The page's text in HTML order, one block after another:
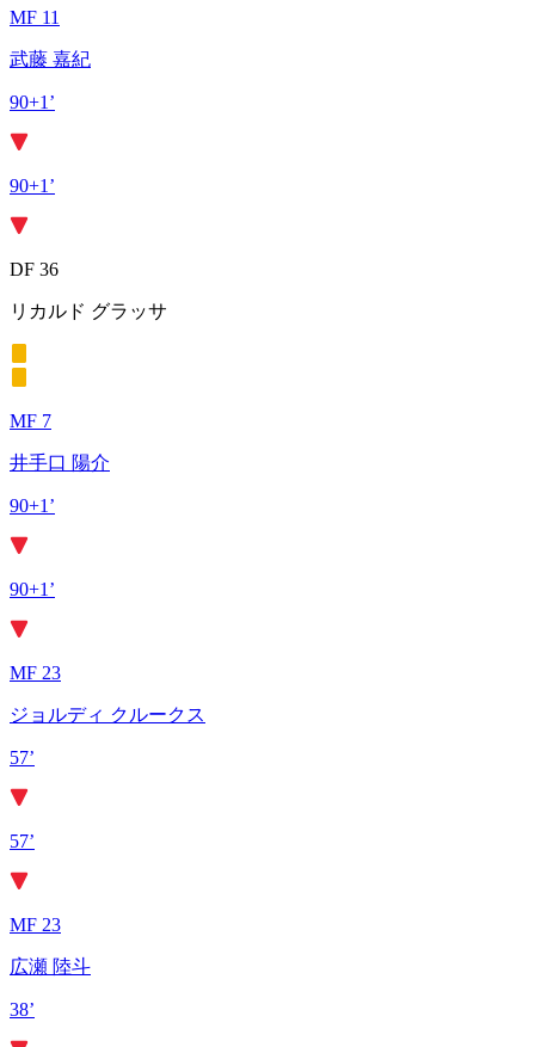
MF 11
武藤 嘉紀
90+1’
90+1’
DF 36
リカルド グラッサ
MF 7
井手口 陽介
90+1’
90+1’
MF 23
ジョルディ クルークス
57’
57’
MF 23
広瀬 陸斗
38’